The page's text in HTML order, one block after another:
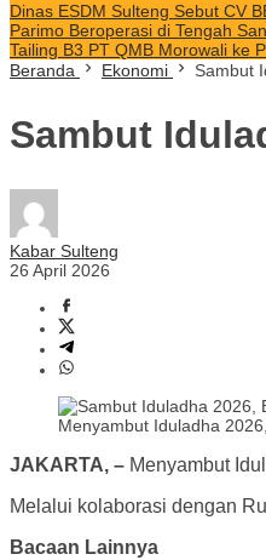
Dinas ESDM Sulteng Sebut CV
Parimo Beroperasi di Tengah
Tailing B3 PT QMB Morowali ke
Beranda
Ekonomi Sambut
Sambut
Kabar Sulteng
26 April 2026
Menyambut Iduladha
JAKARTA, – Menyambut
Melalui kolaborasi dengan
Bacaan Lainnya